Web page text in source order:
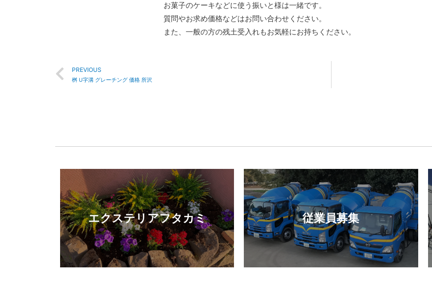
お菓子のケーキなどに使う振いと様は一緒です。
質問やお求め価格などはお問い合わせください。
また、一般の方の残土受入れもお気軽にお持ちください。
PREVIOUS
桝 U字溝 グレーチング 価格 所沢
エクステリアフタカミ 従業員募集